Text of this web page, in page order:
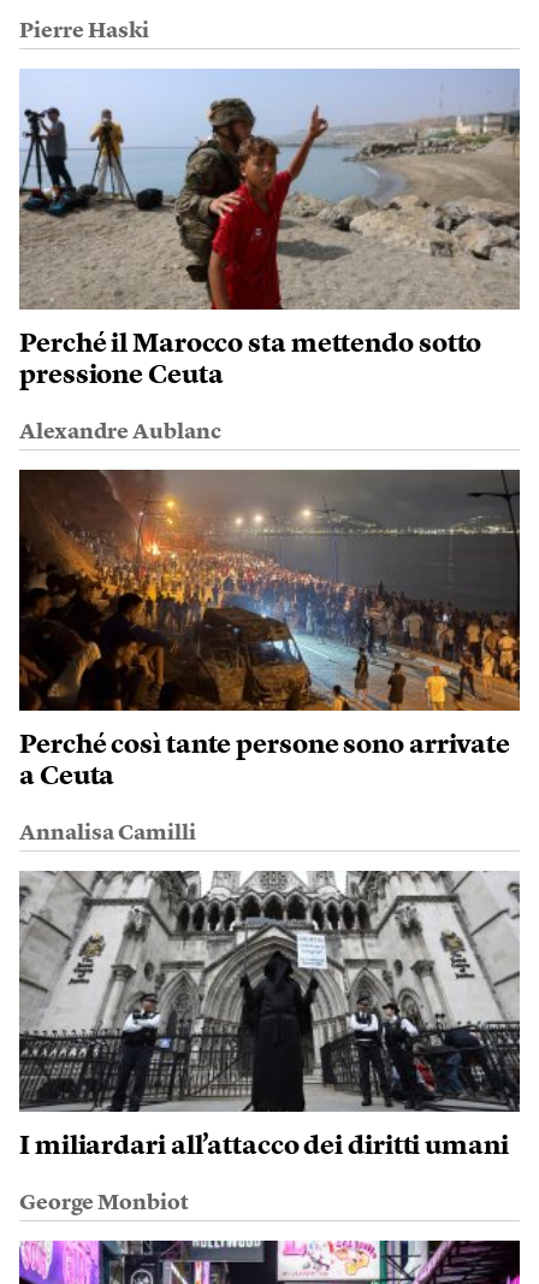
Pierre Haski
Perché il Marocco sta mettendo sotto
pressione Ceuta
Alexandre Aublanc
Perché così tante persone sono arrivate
a Ceuta
Annalisa Camilli
I miliardari all’attacco dei diritti umani
George Monbiot